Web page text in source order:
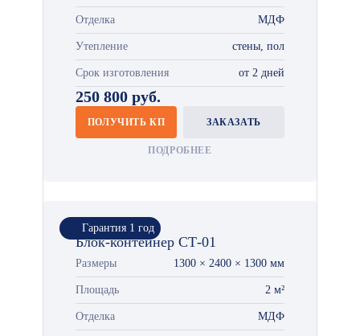
Отделка МДФ
Утепление стены, пол
Срок изготовления от 2 дней
250 800 руб.
ПОЛУЧИТЬ КП ЗАКАЗАТЬ
ПОДРОБНЕЕ
Гарантия 1 год
Блок-контейнер СТ-01
Размеры 1300 × 2400 × 1300 мм
Площадь 2 м²
Отделка МДФ